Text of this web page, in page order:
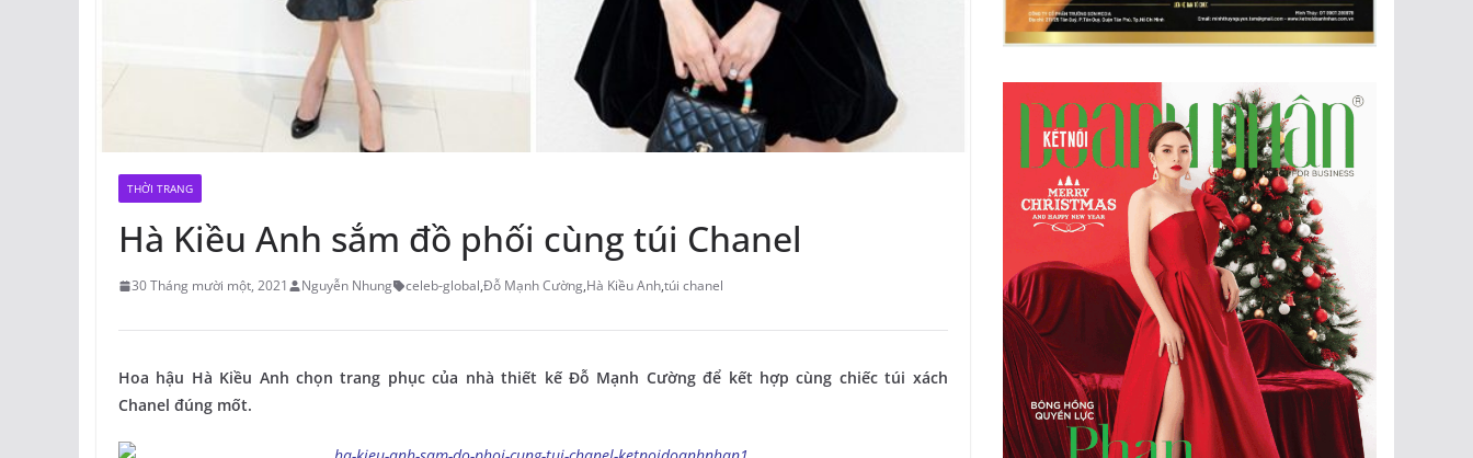
THỜI TRANG
Hà Kiều Anh sắm đồ phối cùng túi Chanel
30 Tháng mười một, 2021 Nguyễn Nhung celeb-global,Đỗ Mạnh Cường,Hà Kiều Anh,túi chanel
Hoa hậu Hà Kiều Anh chọn trang phục của nhà thiết kế Đỗ Mạnh Cường để kết hợp cùng chiếc túi xách
Chanel đúng mốt.